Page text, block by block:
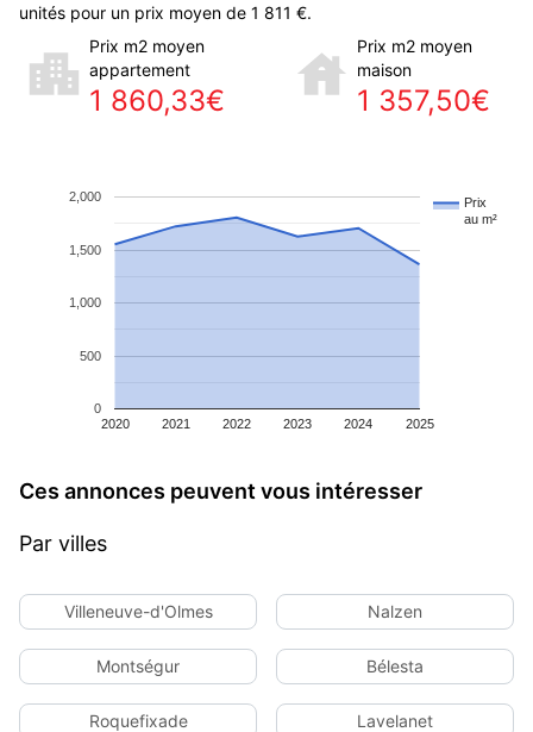
unités pour un prix moyen de 1 811 €.
Prix m2 moyen
appartement
1 860,33€
Prix m2 moyen
maison
1 357,50€
Prix
au m²
2020 2021 2022 2023 2024 2025
0
500
1,000
1,500
2,000
Ces annonces peuvent vous intéresser
Par villes
Villeneuve-d'Olmes Nalzen
Montségur Bélesta
Roquefixade Lavelanet